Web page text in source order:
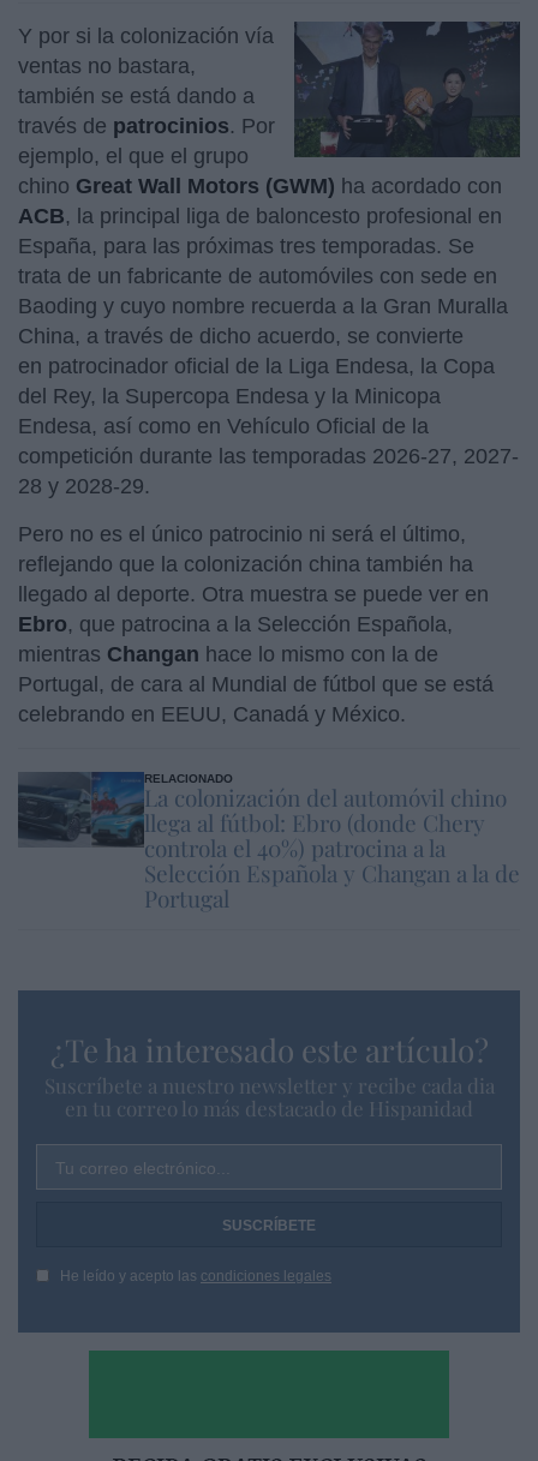
Y por si la colonización vía
ventas no bastara,
también se está dando a
través de patrocinios. Por
ejemplo, el que el grupo
chino Great Wall Motors (GWM) ha acordado con
ACB, la principal liga de baloncesto profesional en
España, para las próximas tres temporadas. Se
trata de un fabricante de automóviles con sede en
Baoding y cuyo nombre recuerda a la Gran Muralla
China, a través de dicho acuerdo, se convierte
en patrocinador oficial de la Liga Endesa, la Copa
del Rey, la Supercopa Endesa y la Minicopa
Endesa, así como en Vehículo Oficial de la
competición durante las temporadas 2026-27, 2027-
28 y 2028-29.
Pero no es el único patrocinio ni será el último,
reflejando que la colonización china también ha
llegado al deporte. Otra muestra se puede ver en
Ebro, que patrocina a la Selección Española,
mientras Changan hace lo mismo con la de
Portugal, de cara al Mundial de fútbol que se está
celebrando en EEUU, Canadá y México.
RELACIONADO
La colonización del automóvil chino
llega al fútbol: Ebro (donde Chery
controla el 40%) patrocina a la
Selección Española y Changan a la de
Portugal
¿Te ha interesado este artículo?
Suscríbete a nuestro newsletter y recibe cada dia
en tu correo lo más destacado de Hispanidad
Tu correo electrónico...
He leído y acepto las condiciones legales